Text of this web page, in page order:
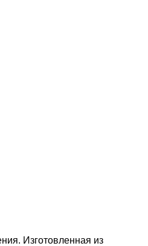
Изготовленная из